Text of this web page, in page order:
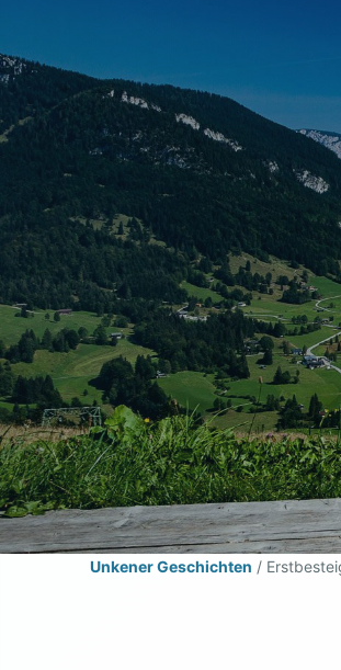
Unkener Geschichten /